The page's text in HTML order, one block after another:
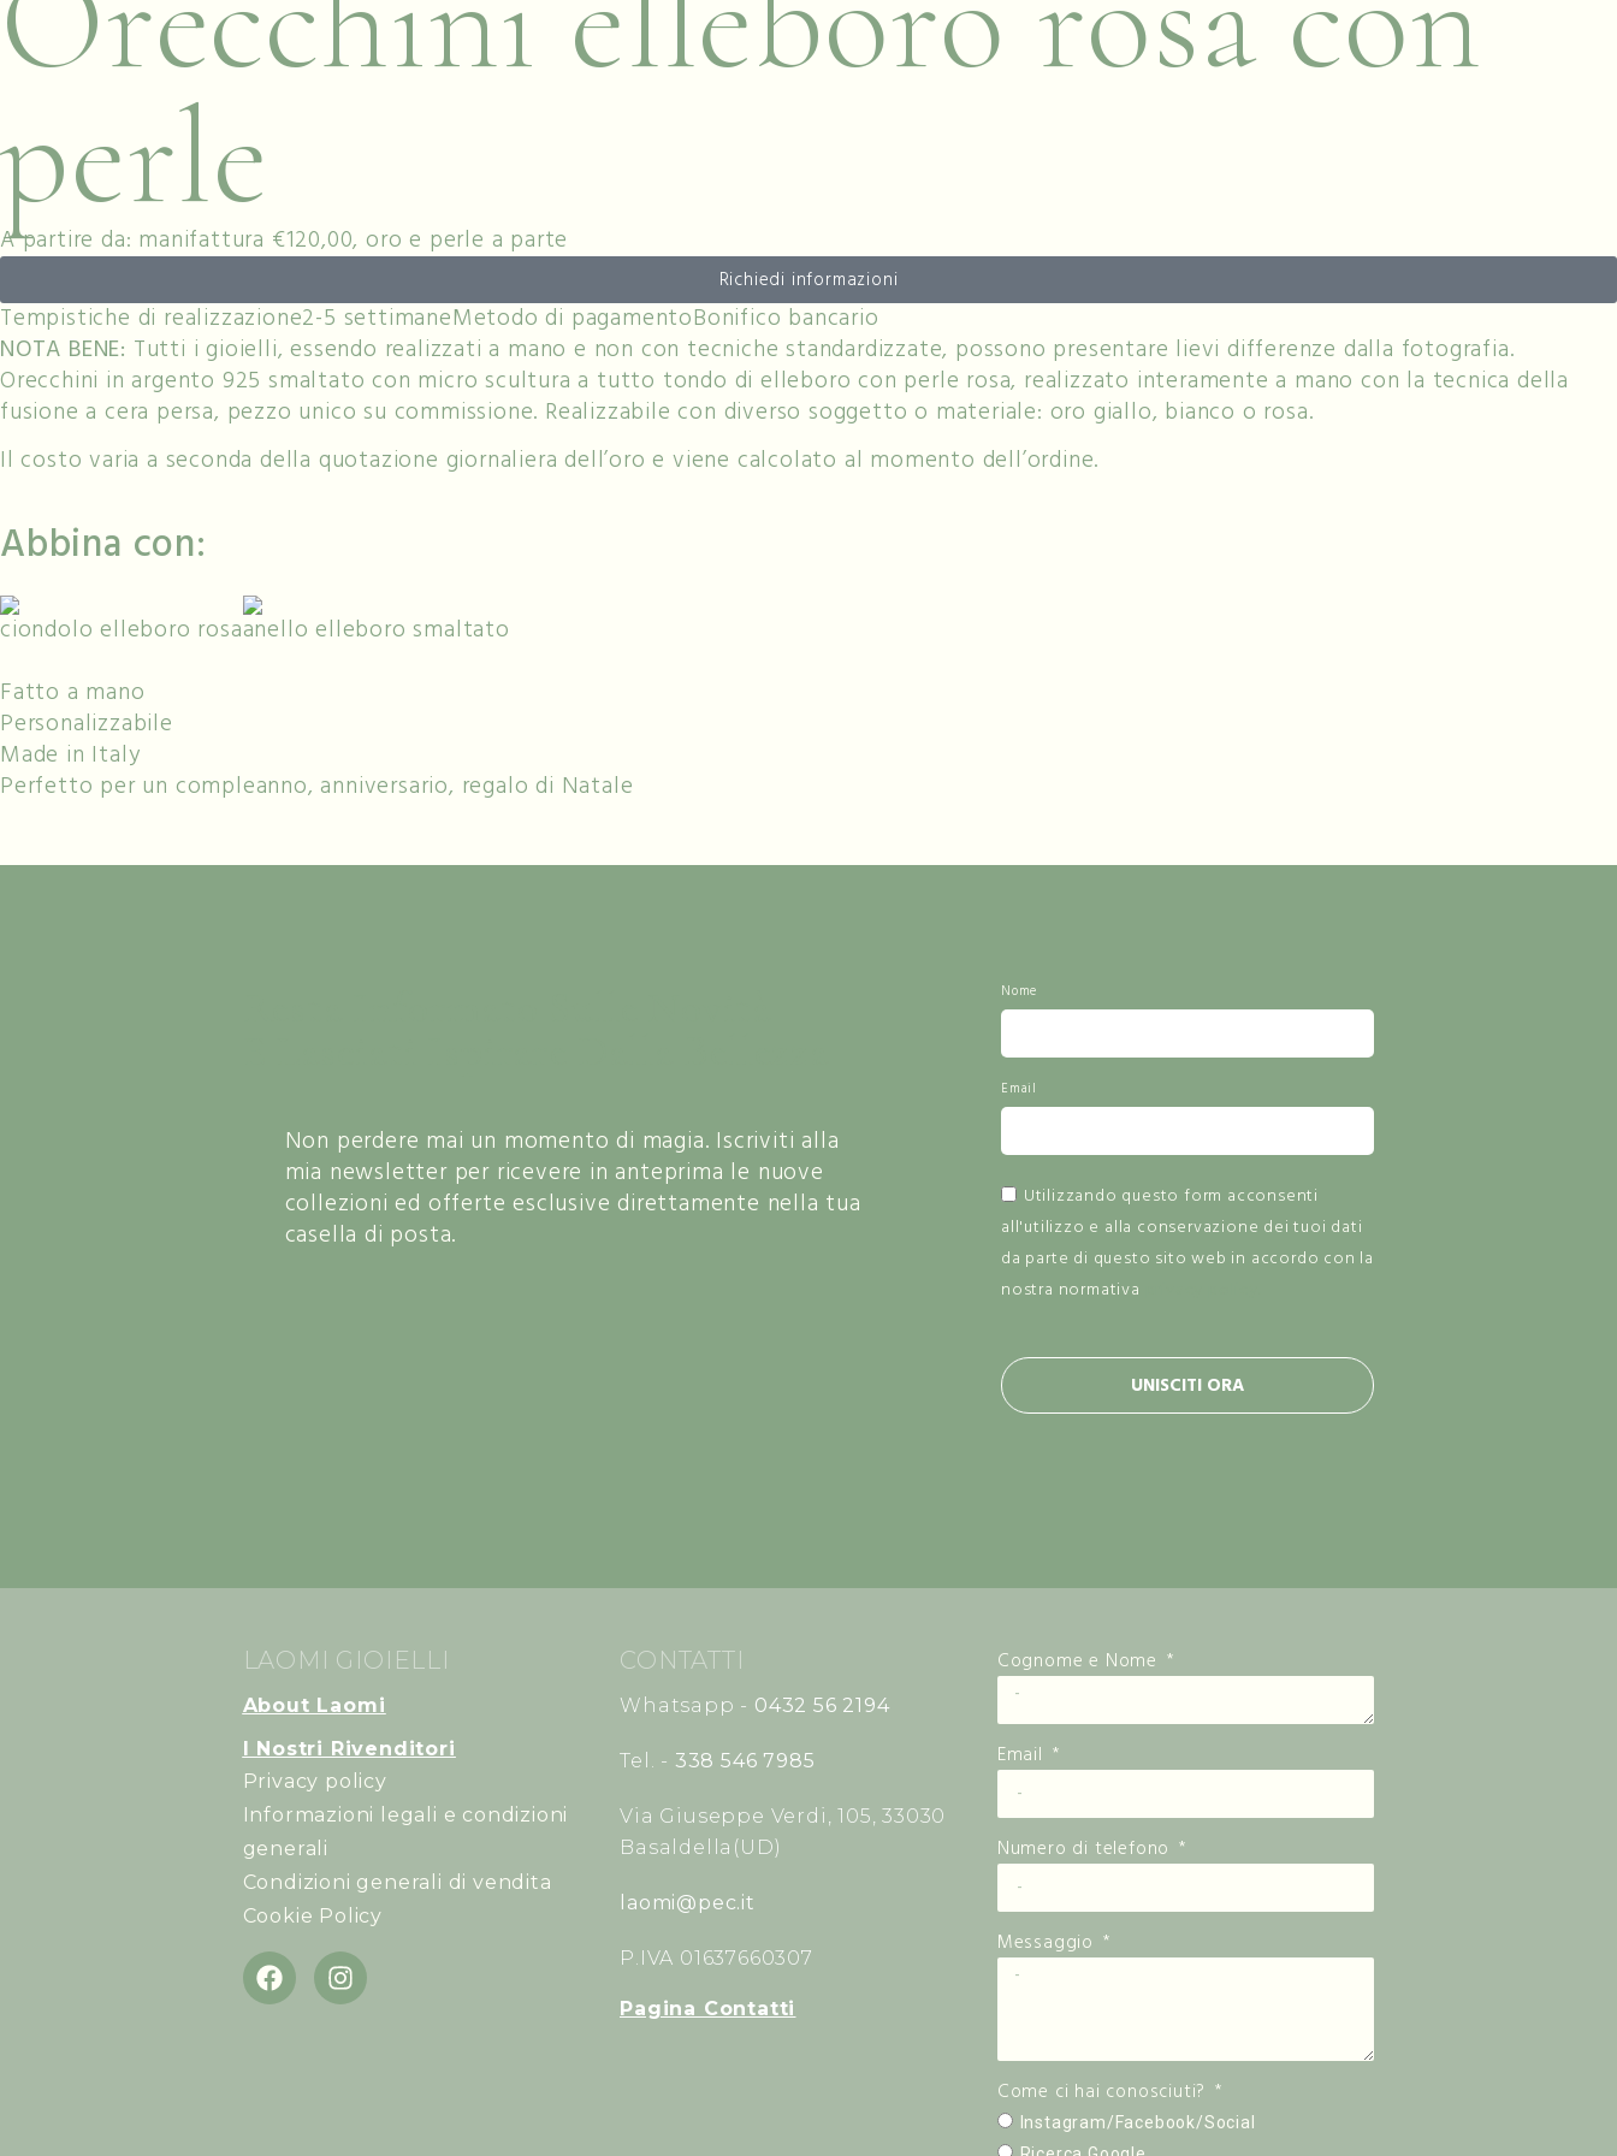
perle
A partire da: manifattura €120,00, oro e perle a parte
Richiedi informazioni
Tempistiche di realizzazione2-5 settimaneMetodo di pagamentoBonifico bancario
NOTA BENE: Tutti i gioielli, essendo realizzati a mano e non con tecniche standardizzate, possono presentare lievi differenze dalla fotografia.
Orecchini in argento 925 smaltato con micro scultura a tutto tondo di elleboro con perle rosa, realizzato interamente a mano con la tecnica della
fusione a cera persa, pezzo unico su commissione. Realizzabile con diverso soggetto o materiale: oro giallo, bianco o rosa.
Il costo varia a seconda della quotazione giornaliera dell’oro e viene calcolato al momento dell’ordine.
Abbina con:
ciondolo elleboro rosaanello elleboro smaltato
Fatto a mano
Personalizzabile
Made in Italy
Perfetto per un compleanno, anniversario, regalo di Natale
Non perdere mai un momento di magia. Iscriviti alla
mia newsletter per ricevere in anteprima le nuove
collezioni ed offerte esclusive direttamente nella tua
casella di posta.
Nome
Email
Utilizzando questo form acconsenti
all'utilizzo e alla conservazione dei tuoi dati
da parte di questo sito web in accordo con la
nostra normativa
UNISCITI ORA
LAOMI GIOIELLI
About Laomi
I Nostri Rivenditori
Privacy policy
Informazioni legali e condizioni
generali
Condizioni generali di vendita
Cookie Policy
CONTATTI
Whatsapp - 0432 56 2194
Tel. - 338 546 7985
Via Giuseppe Verdi, 105, 33030
Basaldella(UD)
laomi@pec.it
P.IVA 01637660307
Pagina Contatti
Cognome e Nome
Email
Numero di telefono
Messaggio
Come ci hai conosciuti?
Instagram/Facebook/Social